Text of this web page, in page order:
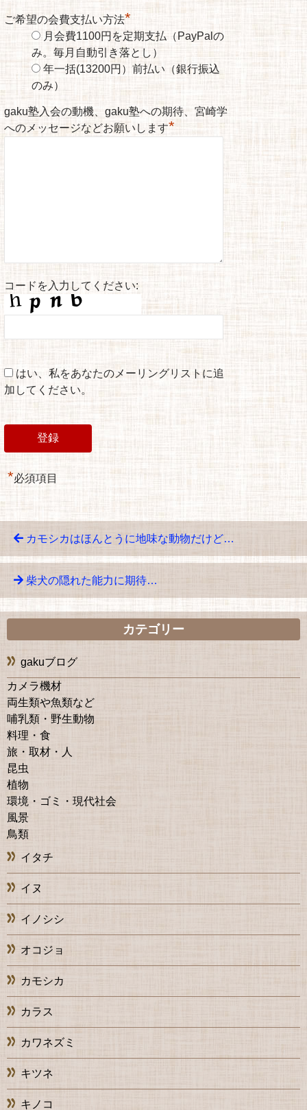
ご希望の会費支払い方法*
月会費1100円を定期支払（PayPalの
み。毎月自動引き落とし）
年一括(13200円）前払い（銀行振込
のみ）
gaku塾入会の動機、gaku塾への期待、宮崎学
へのメッセージなどお願いします*
コードを入力してください:
はい、私をあなたのメーリングリストに追
加してください。
*必須項目
カモシカはほんとうに地味な動物だけど…
柴犬の隠れた能力に期待…
カテゴリー
gakuブログ
カメラ機材
両生類や魚類など
哺乳類・野生動物
料理・食
旅・取材・人
昆虫
植物
環境・ゴミ・現代社会
風景
鳥類
イタチ
イヌ
イノシシ
オコジョ
カモシカ
カラス
カワネズミ
キツネ
キノコ